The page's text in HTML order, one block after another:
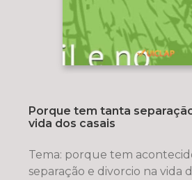
Porque tem tanta
vida dos casais
Tema: porque tem
separação e divorcio na vida